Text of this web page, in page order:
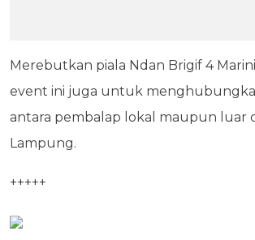
Merebutkan piala Ndan Brigif 4
event ini juga untuk
antara pembalap lokal maupun luar
Lampung.
+++++